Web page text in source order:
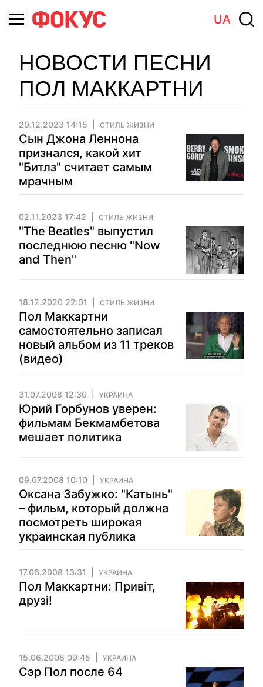
UA
НОВОСТИ ПЕСНИ
ПОЛ МАККАРТНИ
20.12.2023 14:15 СТИЛЬ ЖИЗНИ
Сын Джона Леннона
признался, какой хит
"Битлз" считает самым
мрачным
02.11.2023 17:42 СТИЛЬ ЖИЗНИ
"The Beatles" выпустил
последнюю песню "Now
and Then"
18.12.2020 22:01 СТИЛЬ ЖИЗНИ
Пол Маккартни
самостоятельно записал
новый альбом из 11 треков
(видео)
31.07.2008 12:30 УКРАИНА
Юрий Горбунов уверен:
фильмам Бекмамбетова
мешает политика
09.07.2008 10:10 УКРАИНА
Оксана Забужко: "Катынь"
– фильм, который должна
посмотреть широкая
украинская публика
17.06.2008 13:31 УКРАИНА
Пол Маккартни: Привіт,
друзі!
15.06.2008 09:45 УКРАИНА
Сэр Пол после 64